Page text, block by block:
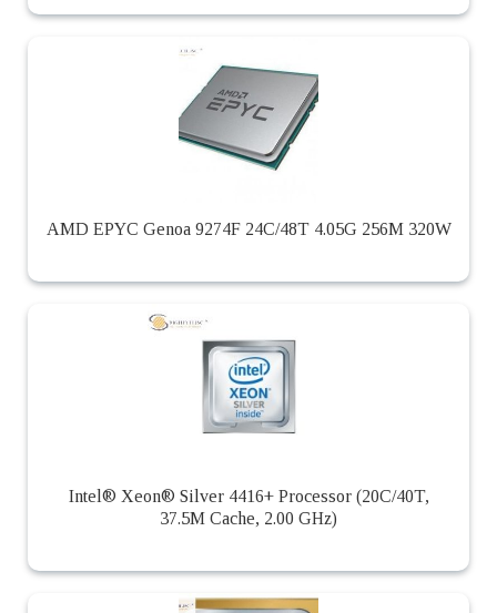
AMD EPYC Genoa 9274F 24C/48T 4.05G 256M 320W
Intel® Xeon® Silver 4416+ Processor (20C/40T,
37.5M Cache, 2.00 GHz)